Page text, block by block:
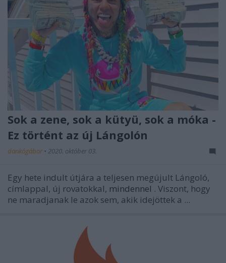
Sok a zene, sok a kütyü, sok a móka -
Ez történt az új Lángolón
dankógábor • 2020. október 03.
Egy hete indult útjára a teljesen megújult Lángoló,
címlappal, új rovatokkal, mindennel . Viszont, hogy
ne maradjanak le azok sem, akik idejöttek a ...